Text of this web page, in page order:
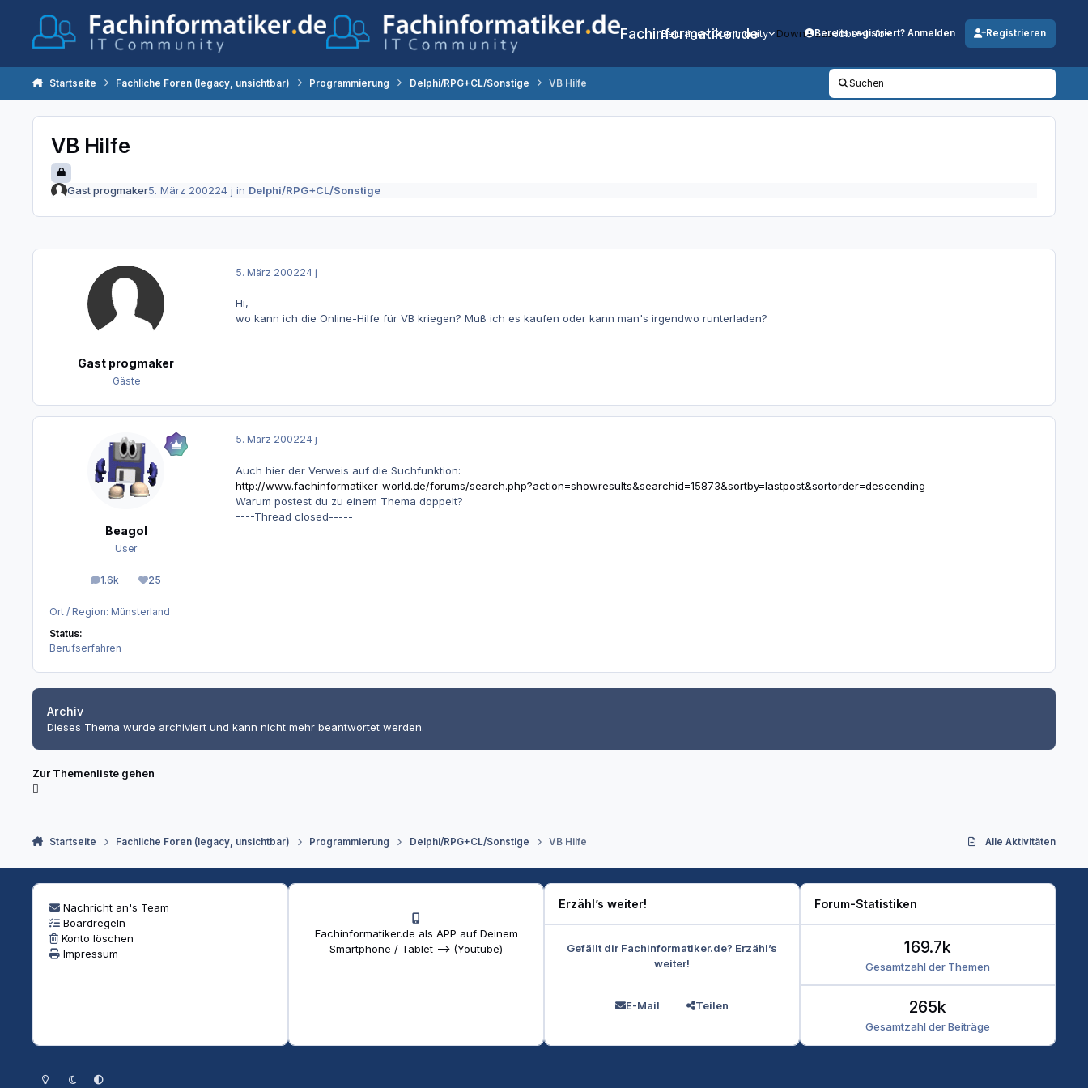
Fachinformatiker.de
Beiträge Community DownloadsJobs Info
Bereits registriert? Anmelden Registrieren
Startseite Fachliche Foren (legacy, unsichtbar) Programmierung Delphi/RPG+CL/Sonstige VB Hilfe Suchen
VB Hilfe
Gast progmaker5. März 200224 j in Delphi/RPG+CL/Sonstige
Gast progmaker
Gäste
5. März 200224 j
Hi,
wo kann ich die Online-Hilfe für VB kriegen? Muß ich es kaufen oder kann man's irgendwo runterladen?
Beagol
User
1.6k
Beiträge 25
Reputation
Ort / Region: Münsterland
Status:
Berufserfahren
5. März 200224 j
Auch hier der Verweis auf die Suchfunktion:
http://www.fachinformatiker-world.de/forums/search.php?action=showresults&searchid=15873&sortby=lastpost&sortorder=descending
Warum postest du zu einem Thema doppelt?
----Thread closed-----
Archiv
Dieses Thema wurde archiviert und kann nicht mehr beantwortet werden.
Zur Themenliste gehen
Startseite Fachliche Foren (legacy, unsichtbar) Programmierung Delphi/RPG+CL/Sonstige VB Hilfe Alle Aktivitäten
Nachricht an's Team
Boardregeln
Konto löschen
Impressum
Fachinformatiker.de als APP auf Deinem
Smartphone / Tablet --> (Youtube)
Erzähl’s weiter!
Gefällt dir Fachinformatiker.de? Erzähl’s
weiter!
E-Mail Teilen
Forum-Statistiken
Gesamtzahl der Themen
169.7k
Gesamtzahl der Beiträge
265k
Dunkler Modus
Systemeinstellung